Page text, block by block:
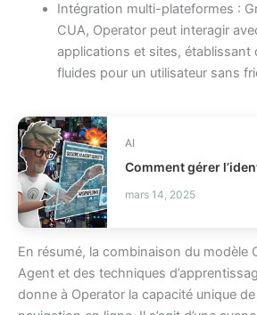
Intégration multi-plateformes :
CUA, Operator peut interagir
applications et sites, établissant
fluides pour un utilisateur sans
AI
mars 14, 2025
En résumé, la combinaison du modèle
Agent et des techniques
donne à Operator la capacité unique